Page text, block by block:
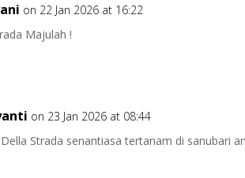
on 22 Jan 2026 at 16:22
Majulah !
on 23 Jan 2026 at 08:44
Strada senantiasa tertanam di sanubari